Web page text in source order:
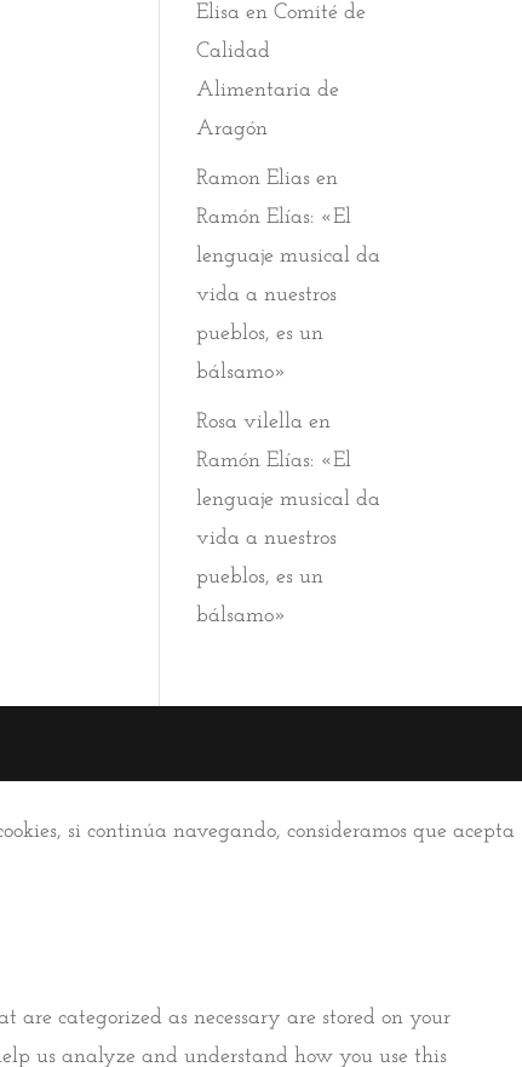
Elisa enComité de
Calidad
Alimentaria de
Aragón
Ramon Elias en
Ramón Elías: «El
lenguaje musical da
vida a nuestros
pueblos, es un
bálsamo»
Rosa vilella en
Ramón Elías: «El
lenguaje musical da
vida a nuestros
pueblos, es un
bálsamo»
si continúa navegando, consideramos que acepta
are categorized as necessary are stored on your
us analyze and understand how you use this